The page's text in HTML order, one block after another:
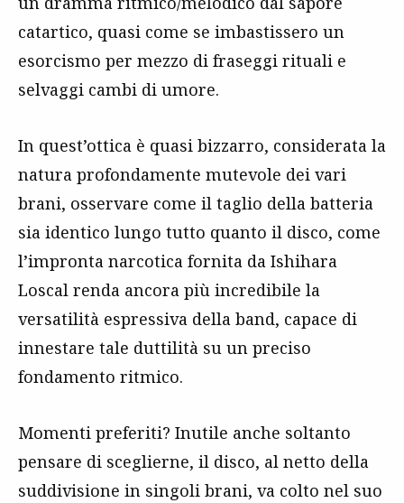
catartico, quasi come se imbastissero un
esorcismo per mezzo di fraseggi rituali e
selvaggi cambi di umore.
In quest’ottica è quasi bizzarro, considerata la
natura profondamente mutevole dei vari
brani, osservare come il taglio della batteria
sia identico lungo tutto quanto il disco, come
l’impronta narcotica fornita da Ishihara
Loscal renda ancora più incredibile la
versatilità espressiva della band, capace di
innestare tale duttilità su un preciso
fondamento ritmico.
Momenti preferiti? Inutile anche soltanto
pensare di sceglierne, il disco, al netto della
suddivisione in singoli brani, va colto nel suo